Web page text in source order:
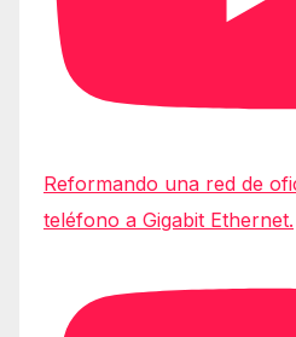
Reformando una red de
teléfono a Gigabit Ethernet.